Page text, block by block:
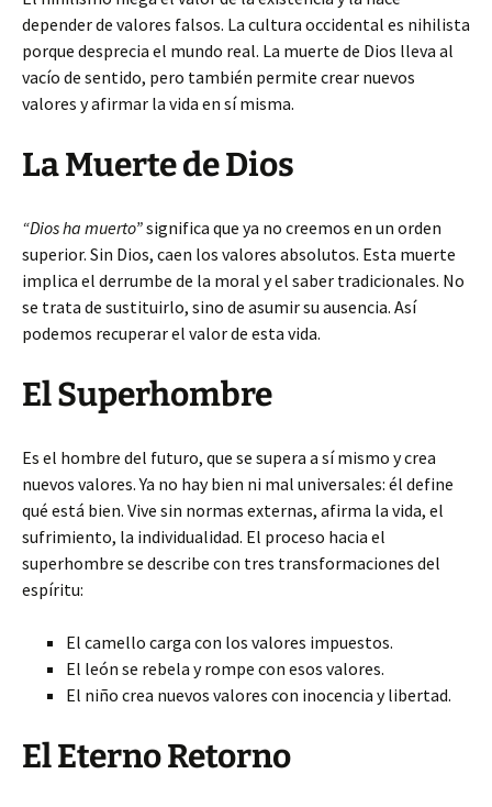
depender de valores falsos. La cultura occidental es nihilista
porque desprecia el mundo real. La muerte de Dios lleva al
vacío de sentido, pero también permite crear nuevos
valores y afirmar la vida en sí misma.
La Muerte de Dios
“Dios ha muerto”significa que ya no creemos en un orden
superior. Sin Dios, caen los valores absolutos. Esta muerte
implica el derrumbe de la moral y el saber tradicionales. No
se trata de sustituirlo, sino de asumir su ausencia. Así
podemos recuperar el valor de esta vida.
El Superhombre
Es el hombre del futuro, que se supera a sí mismo y crea
nuevos valores. Ya no hay bien ni mal universales: él define
qué está bien. Vive sin normas externas, afirma la vida, el
sufrimiento, la individualidad. El proceso hacia el
superhombre se describe con tres transformaciones del
espíritu:
El camello carga con los valores impuestos.
El león se rebela y rompe con esos valores.
El niño crea nuevos valores con inocencia y libertad.
El Eterno Retorno